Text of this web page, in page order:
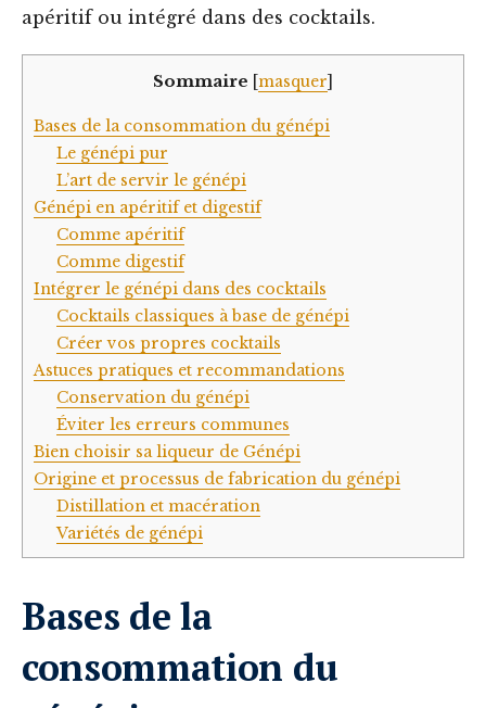
apéritif ou intégré dans des cocktails.
Sommaire masquer
Bases de la consommation du génépi
Le génépi pur
L’art de servir le génépi
Génépi en apéritif et digestif
Comme apéritif
Comme digestif
Intégrer le génépi dans des cocktails
Cocktails classiques à base de génépi
Créer vos propres cocktails
Astuces pratiques et recommandations
Conservation du génépi
Éviter les erreurs communes
Bien choisir sa liqueur de Génépi
Origine et processus de fabrication du génépi
Distillation et macération
Variétés de génépi
Bases de la
consommation du